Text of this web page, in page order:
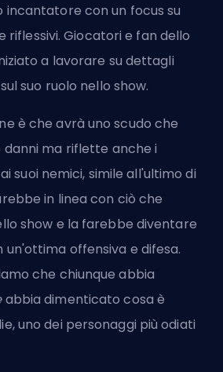
incantatore con un focus su
Giocatori e fan dello
a lavorare su dettagli
suo ruolo nello show.
è che avrà uno scudo che
danni ma riflette anche i
suoi nemici, simile all'ultimo di
in linea con ciò che
show e la farebbe diventare
un'ottima offensiva e difesa.
che chiunque abbia
abbia dimenticato cosa è
uno dei personaggi più odiati